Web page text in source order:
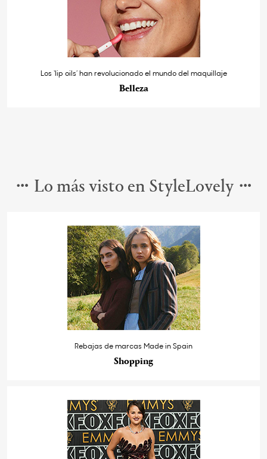
Los ‘lip oils’ han revolucionado el mundo del maquillaje
Belleza
Lo más visto en StyleLovely
Rebajas de marcas Made in Spain
Shopping